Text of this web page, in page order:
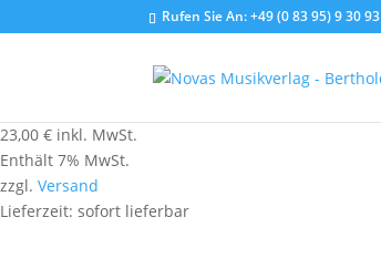
Rufen Sie An:+49 (0 83 95) 9 30 93
23,00 € inkl. MwSt.
Enthält 7% MwSt.
zzgl. Versand
Lieferzeit: sofort lieferbar